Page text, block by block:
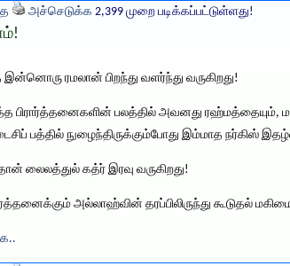
அச்செடுக்க 2,399 முறை படிக்கப்பட்டுள்ளது!
ரமலான் பிறந்து வளர்ந்து வருகிறது!
பிரார்த்தனைகளின் பலத்தில் அவனது
பத்தில் நுழைந்திருக்கும்போது இம்மாத நர்கிஸ்
லைலத்துல் கத்ர் இரவு வருகிறது!
அல்லாஹ்வின் தரப்பிலிருந்து கூடுதல்